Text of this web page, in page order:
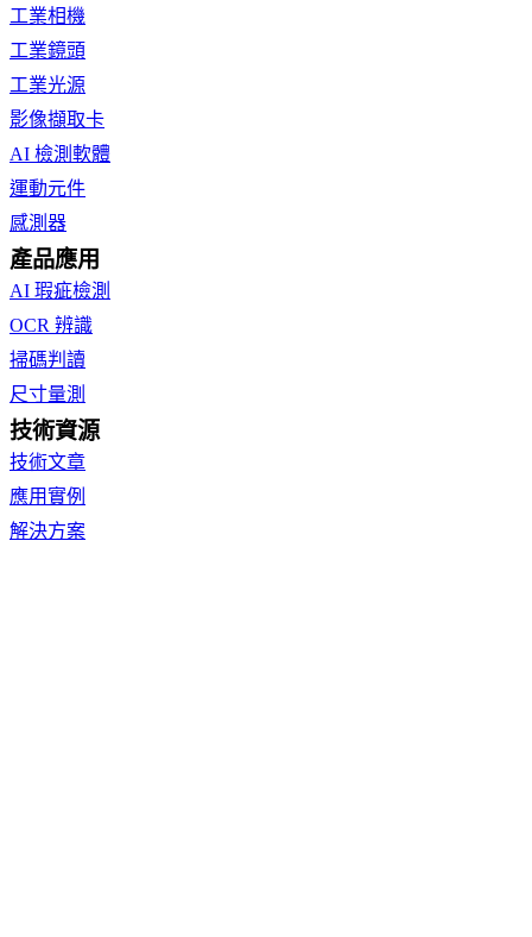
工業相機
工業鏡頭
工業光源
影像擷取卡
AI 檢測軟體
運動元件
感測器
產品應用
AI 瑕疵檢測
OCR 辨識
掃碼判讀
尺寸量測
技術資源
技術文章
應用實例
解決方案